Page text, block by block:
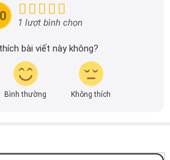
dàng hơn.
1 lượt bình chọn
bài viết này không?
Bình thường Không thích